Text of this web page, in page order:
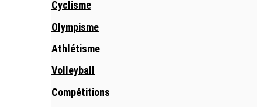
Cyclisme
Olympisme
Athlétisme
Volleyball
Compétitions